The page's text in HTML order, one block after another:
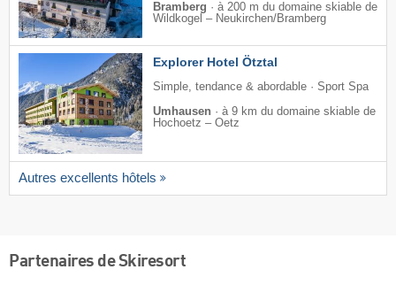
Bramberg · à 200 m du domaine skiable de
Wildkogel – Neukirchen/​Bramberg
Explorer Hotel Ötztal
Simple, tendance & abordable · Sport Spa
Umhausen · à 9 km du domaine skiable de
Hochoetz – Oetz
Autres excellents hôtels
Partenaires de Skiresort